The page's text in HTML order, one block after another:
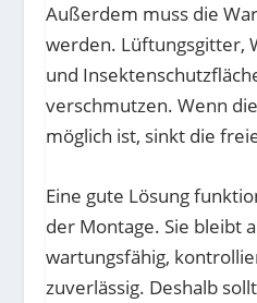
Außerdem muss die
werden. Lüftungsgitter,
und
verschmutzen. Wenn
möglich ist, sinkt die
Eine gute Lösung
der Montage. Sie bleibt
wartungsfähig,
zuverlässig. Deshalb